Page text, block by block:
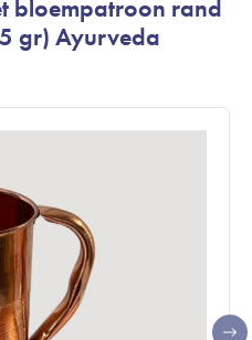
bloempatroon rand
gr) Ayurveda